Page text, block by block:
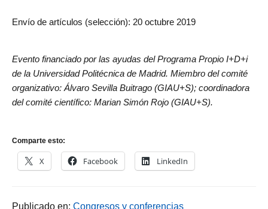
Envío de artículos (selección): 20 octubre 2019
Evento financiado por las ayudas del Programa Propio I+D+i
de la Universidad Politécnica de Madrid. Miembro del comité
organizativo: Álvaro Sevilla Buitrago (GIAU+S); coordinadora
del comité científico: Marian Simón Rojo (GIAU+S).
Comparte esto:
X Facebook LinkedIn
Publicado en: Congresos y conferencias